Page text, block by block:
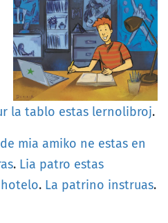
la tablo estas lernolibroj.
de mia amiko ne estas en
. Lia patro estas
hotelo. La patrino instruas.